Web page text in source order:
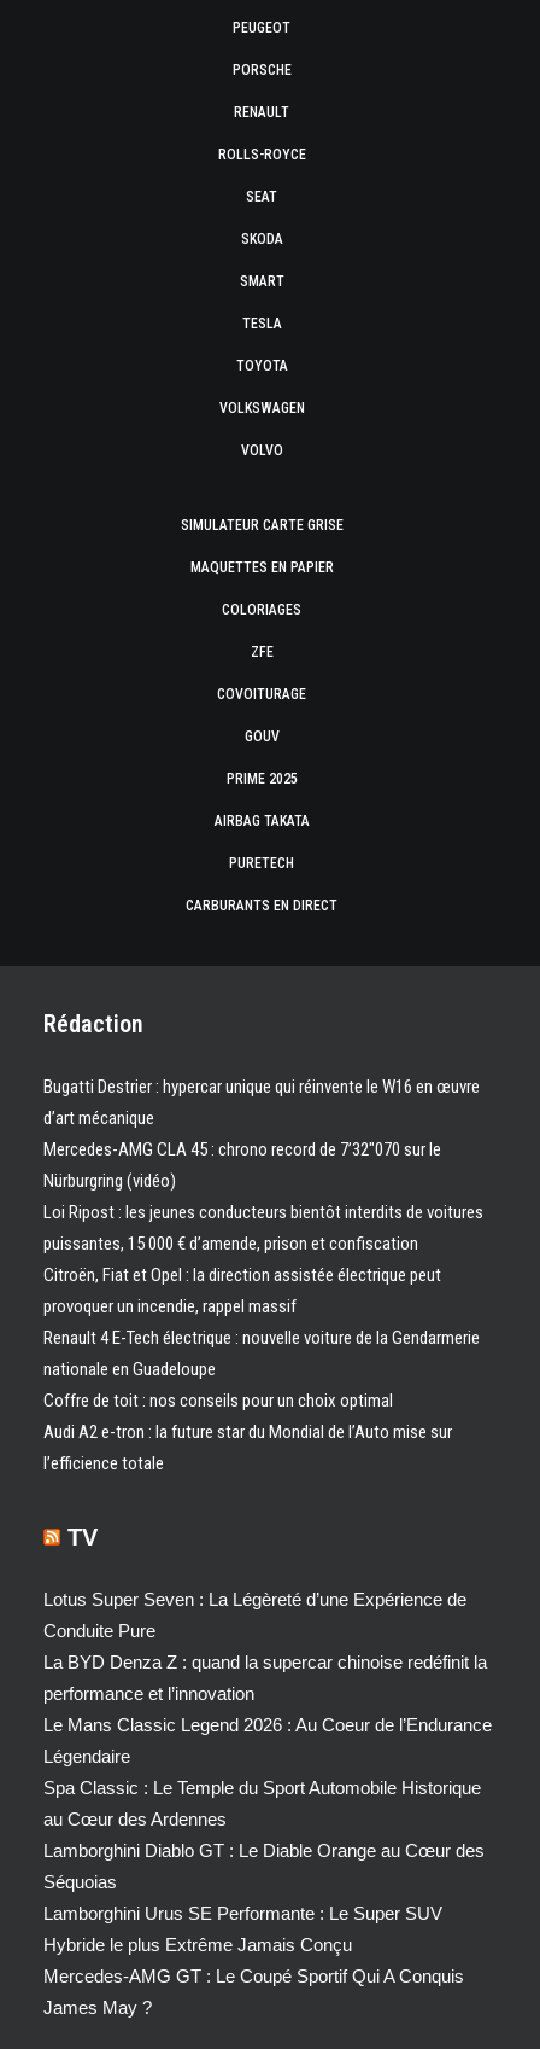
PEUGEOT
PORSCHE
RENAULT
ROLLS-ROYCE
SEAT
SKODA
SMART
TESLA
TOYOTA
VOLKSWAGEN
VOLVO
SIMULATEUR CARTE GRISE
MAQUETTES EN PAPIER
COLORIAGES
ZFE
COVOITURAGE
GOUV
PRIME 2025
AIRBAG TAKATA
PURETECH
CARBURANTS EN DIRECT
Rédaction
Bugatti Destrier : hypercar unique qui réinvente le W16 en œuvre
d’art mécanique
Mercedes-AMG CLA 45 : chrono record de 7’32″070 sur le
Nürburgring (vidéo)
Loi Ripost : les jeunes conducteurs bientôt interdits de voitures
puissantes, 15 000 € d’amende, prison et confiscation
Citroën, Fiat et Opel : la direction assistée électrique peut
provoquer un incendie, rappel massif
Renault 4 E-Tech électrique : nouvelle voiture de la Gendarmerie
nationale en Guadeloupe
Coffre de toit : nos conseils pour un choix optimal
Audi A2 e-tron : la future star du Mondial de l’Auto mise sur
l’efficience totale
TV
Lotus Super Seven : La Légèreté d’une Expérience de
Conduite Pure
La BYD Denza Z : quand la supercar chinoise redéfinit la
performance et l’innovation
Le Mans Classic Legend 2026 : Au Coeur de l’Endurance
Légendaire
Spa Classic : Le Temple du Sport Automobile Historique
au Cœur des Ardennes
Lamborghini Diablo GT : Le Diable Orange au Cœur des
Séquoias
Lamborghini Urus SE Performante : Le Super SUV
Hybride le plus Extrême Jamais Conçu
Mercedes-AMG GT : Le Coupé Sportif Qui A Conquis
James May ?